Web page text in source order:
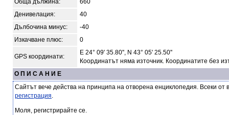
Обща дължина:
660
Денивелация:
40
Дълбочина минус:
-40
Изкачване плюс:
0
GPS координати:
E 24° 09' 35.80'', N 43° 05' 25.50''
Координатът няма източник. Координатите без
О П И С А Н И Е
Сайтът вече действа на принципа на отворена енциклопедия. Всеки
регистрация.
Моля, регистрирайте се.